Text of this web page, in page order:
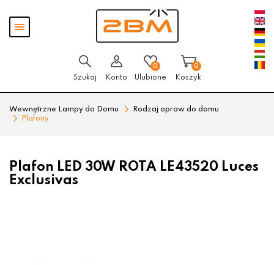
Pokaż
menu
Szukaj Konto
0
Ulubione
0
Koszyk
Wewnętrzne Lampy do Domu
Rodzaj opraw do domu
Plafony
Plafon LED 30W ROTA LE43520 Luces
Exclusivas